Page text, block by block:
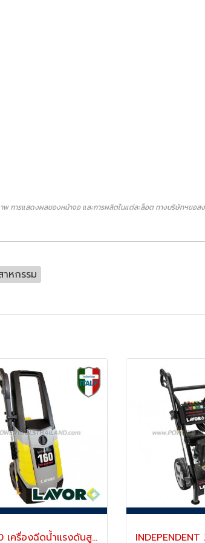
การแสดงผลของหน้าจอ และการผลิตในแต่ละล็อต ทางบริษัทฯขอส
หกรรม
PRO-160 เครื่องฉีดน้ำแรงดันสูง 160 บาร์